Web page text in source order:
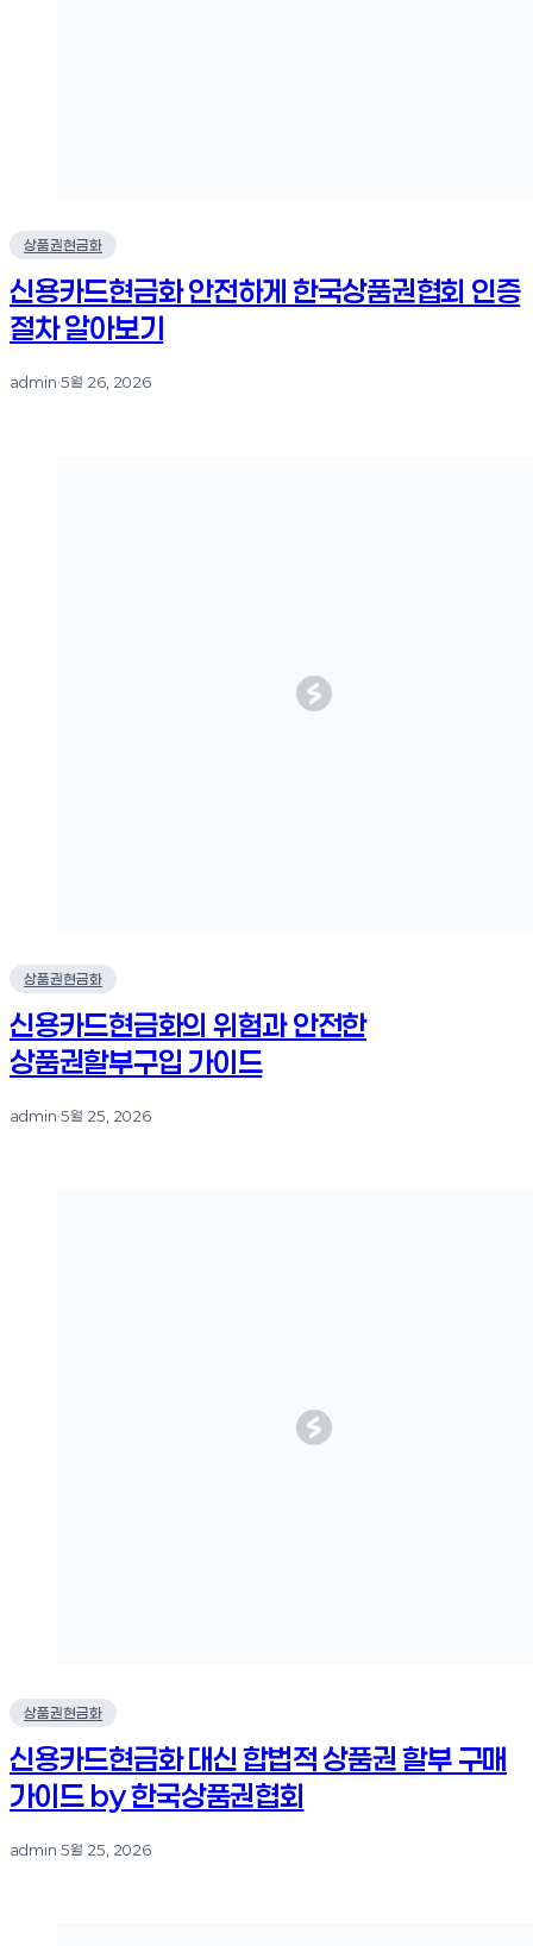
상품권현금화
신용카드현금화 안전하게 한국상품권협회 인증
절차 알아보기
admin·5월 26, 2026
상품권현금화
신용카드현금화의 위험과 안전한
상품권할부구입 가이드
admin·5월 25, 2026
상품권현금화
신용카드현금화 대신 합법적 상품권 할부 구매
가이드 by 한국상품권협회
admin·5월 25, 2026